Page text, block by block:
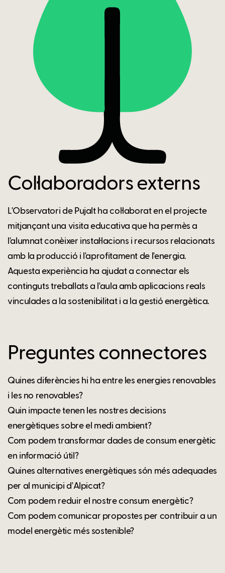
Col·laboradors externs
L'Observatori de Pujalt ha col·laborat en el projecte
mitjançant una visita educativa que ha permès a
l'alumnat conèixer instal·lacions i recursos relacionats
amb la producció i l'aprofitament de l'energia.
Aquesta experiència ha ajudat a connectar els
continguts treballats a l'aula amb aplicacions reals
vinculades a la sostenibilitat i a la gestió energètica.
Preguntes connectores
Quines diferències hi ha entre les energies renovables
i les no renovables?
Quin impacte tenen les nostres decisions
energètiques sobre el medi ambient?
Com podem transformar dades de consum energètic
en informació útil?
Quines alternatives energètiques són més adequades
per al municipi d'Alpicat?
Com podem reduir el nostre consum energètic?
Com podem comunicar propostes per contribuir a un
model energètic més sostenible?